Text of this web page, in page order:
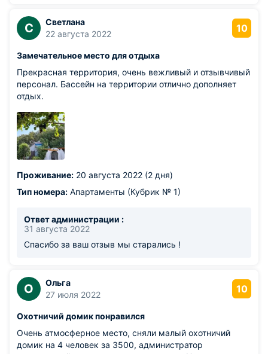
С
Светлана
22 августа 2022
10
Замечательное место для отдыха
Прекрасная территория, очень вежливый и отзывчивый
персонал. Бассейн на территории отлично дополняет
отдых.
Проживание: 20 августа 2022 (2 дня)
Тип номера: Апартаменты (Кубрик № 1)
Ответ администрации :
31 августа 2022
Спасибо за ваш отзыв мы старались !
О
Ольга
27 июля 2022
10
Охотничий домик понравился
Очень атмосферное место, сняли малый охотничий
домик на 4 человек за 3500, администратор